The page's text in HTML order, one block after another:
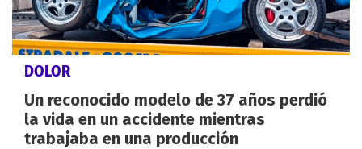
DOLOR
Un reconocido modelo de 37 años perdió
la vida en un accidente mientras
trabajaba en una producción